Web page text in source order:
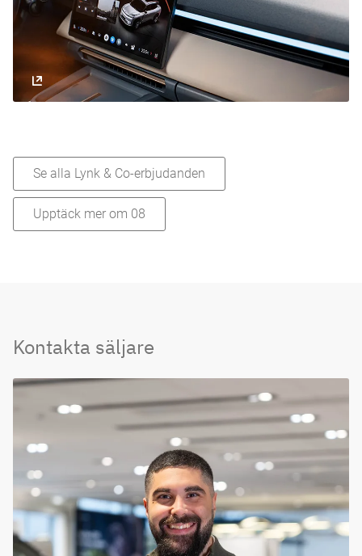
Se alla Lynk & Co-erbjudanden
Upptäck mer om 08
Kontakta säljare